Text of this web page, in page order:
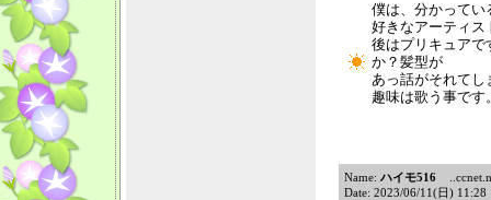
僕は、分かってい
好きなアーティス
後はプリキュアで
か？髪型が
あっ話がそれてし
趣味は歌う事で
Name: ハイモ516
Date: 2023/06/11(日)